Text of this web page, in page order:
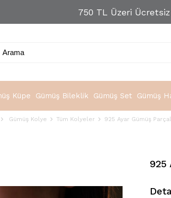
750 TL Üzeri
Küpe Gümüş Bileklik Gümüş Set Gümüş
Gümüş Kolye Tüm Kolyeler 925 Ayar Gümüş
925